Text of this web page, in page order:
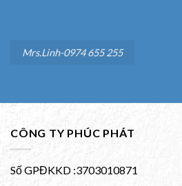
Mrs.Linh-0974 655 255
CÔNG TY PHÚC PHÁT
Số GPĐKKD :3703010871